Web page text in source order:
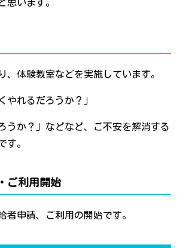
思います。
、体験教室などを実施しています。
やれるだろうか？」
うか？」などなど、ご不安を解消する
す。
ご利用開始
者申請、ご利用の開始です。